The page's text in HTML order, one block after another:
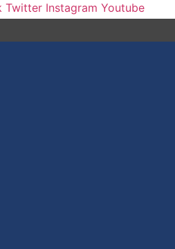
Twitter Instagram Youtube